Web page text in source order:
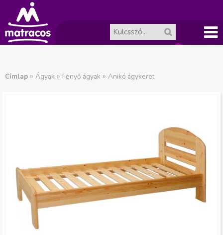
ür
es.
JCímlap » Ágyak » Fenyő ágyak » Anikó ágykeret